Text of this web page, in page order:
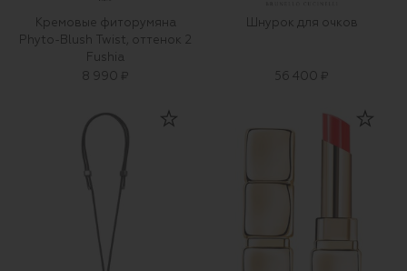
Кремовые фиторумяна
Phyto-Blush Twist, оттенок 2
Fushia
8 990 ₽
Шнурок для очков
56 400 ₽